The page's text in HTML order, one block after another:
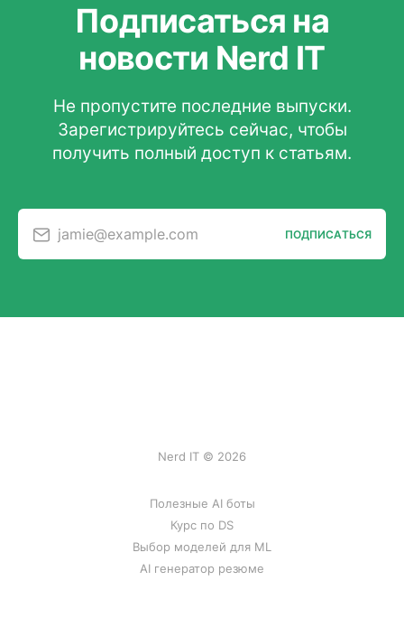
Подписаться на
новости Nerd IT
Не пропустите последние выпуски.
Зарегистрируйтесь сейчас, чтобы
получить полный доступ к статьям.
jamie@example.com ПОДПИСАТЬСЯ
Nerd IT © 2026
Полезные AI боты
Курс по DS
Выбор моделей для ML
AI генератор резюме